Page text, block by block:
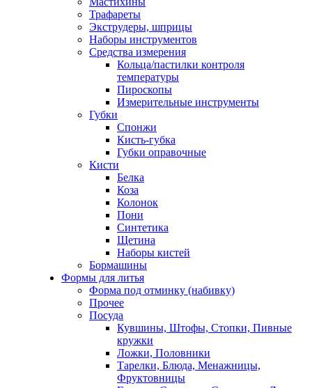
Трафареты
Экструдеры, шприцы
Наборы инструментов
Средства измерения
Кольца/пастилки контроля
температуры
Пироскопы
Измерительные инструменты
Губки
Спонжи
Кисть-губка
Губки оправочные
Кисти
Белка
Коза
Колонок
Пони
Синтетика
Щетина
Наборы кистей
Бормашины
Формы для литья
Форма под отминку (набивку)
Прочее
Посуда
Кувшины, Штофы, Стопки, Пивные
кружки
Ложки, Половники
Тарелки, Блюда, Менажницы,
Фруктовницы